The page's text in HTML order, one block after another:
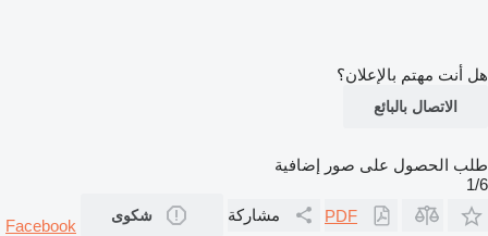
هل أنت مهتم بالإعلان؟
الاتصال بالبائع
طلب الحصول على صور إضافية
1/6
PDF
مشاركة شكوى
Facebook